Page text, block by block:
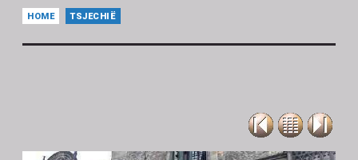
HOME TSJECHIË